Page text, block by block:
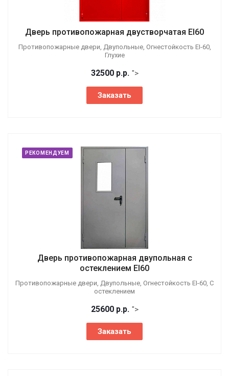
Дверь противопожарная двустворчатая EI60
Противопожарные двери, Двупольные, Огнестойкость EI-60,
Глухие
32500 р.р. ">
Заказать
РЕКОМЕНДУЕМ
Дверь противопожарная двупольная с
остеклением EI60
Противопожарные двери, Двупольные, Огнестойкость EI-60, С
остеклением
25600 р.р. ">
Заказать